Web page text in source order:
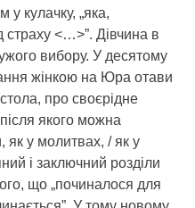
у кулачку, „яка,
страху <…>”. Дівчина в
вибору. У десятому
жінкою на Юра отави
про своєрідне
якого можна
як у молитвах, / як у
і заключний розділи
що „починалося для